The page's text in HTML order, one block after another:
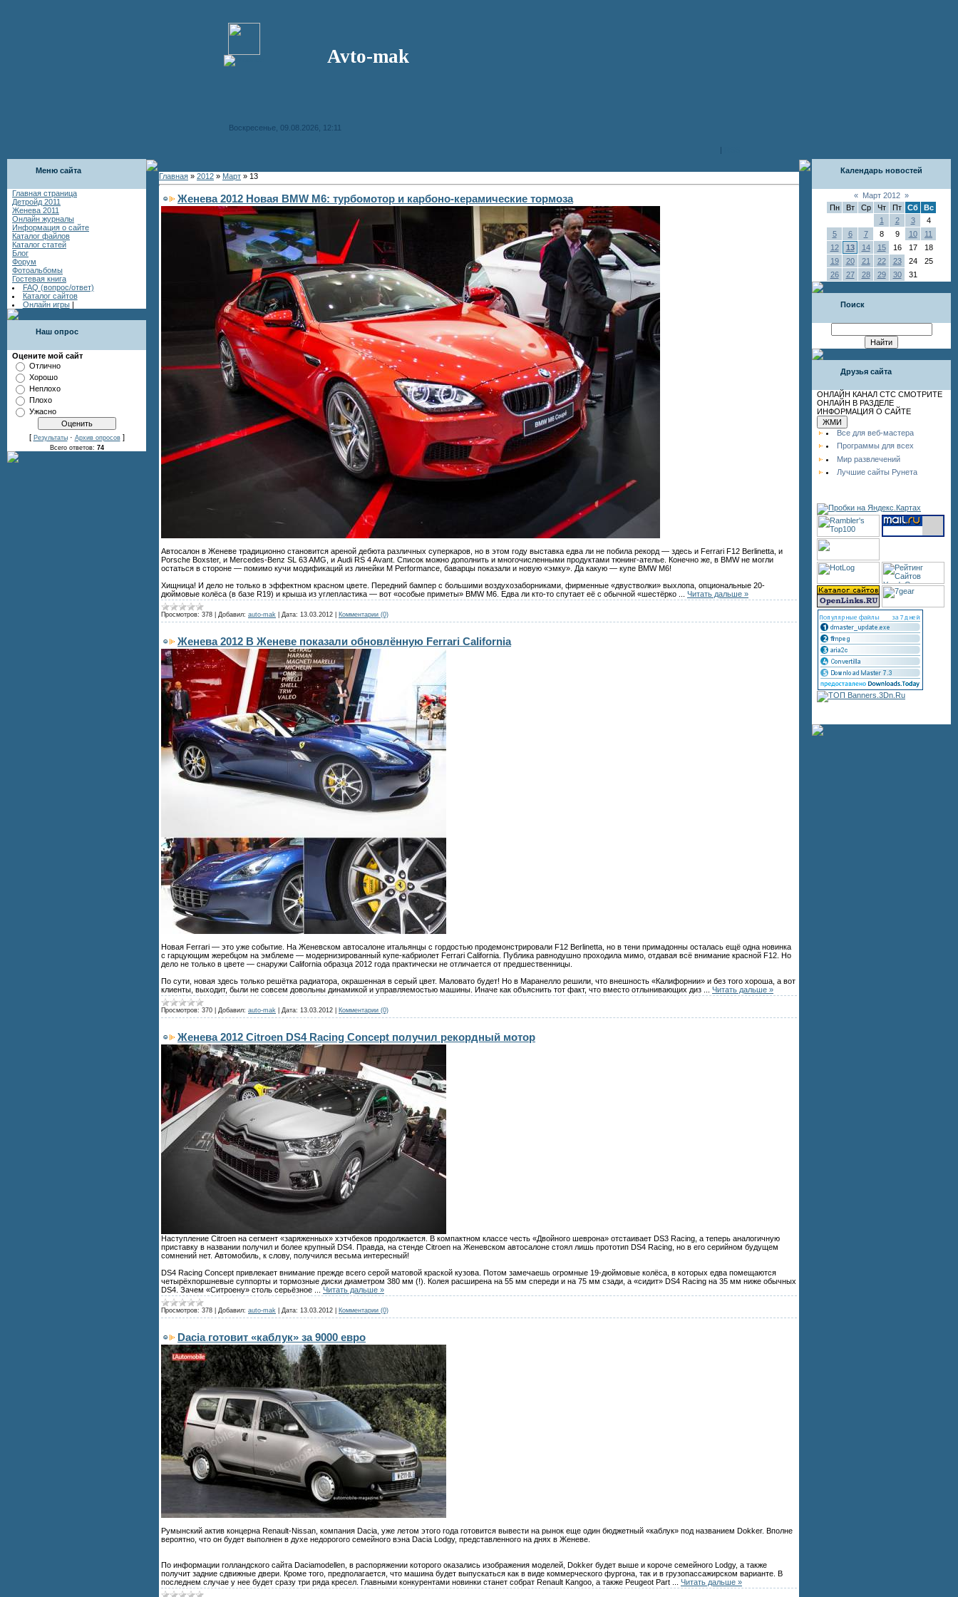
Avto-mak
Воскресенье, 09.08.2026, 12:11
|
Меню сайта
Главная страница
Детройд 2011
Женева 2011
Онлайн журналы
Информация о сайте
Каталог файлов
Каталог статей
Блог
Форум
Фотоальбомы
Гостевая книга
FAQ (вопрос/ответ)
Каталог сайтов
Онлайн игры |
Наш опрос
Оцените мой сайт
Отлично
Хорошо
Неплохо
Плохо
Ужасно
[ Результаты· Архив опросов]
Всего ответов: 74
Главная » 2012 » Март » 13
Женева 2012 Новая BMW M6: турбомотор и карбоно-керамические тормоза
Автосалон в Женеве традиционно становится ареной дебюта различных суперкаров, но в этом году выставка едва ли не побила рекорд — здесь и Ferrari F12 Berlinetta, и
Porsche Boxster, и Mercedes-Benz SL 63 AMG, и Audi RS 4 Avant. Список можно дополнить и многочисленными продуктами тюнинг-ателье. Конечно же, в BMW не могли
остаться в стороне — помимо кучи модификаций из линейки M Performance, баварцы показали и новую «эмку». Да какую — купе BMW M6!
Хищница! И дело не только в эффектном красном цвете. Передний бампер с большими воздухозаборниками, фирменные «двустволки» выхлопа, опциональные 20-
дюймовые колёса (в базе R19) и крыша из углепластика — вот «особые приметы» BMW M6. Едва ли кто-то спутает её с обычной «шестёрко
Читать дальше »
Просмотров: 378 Добавил: auto-mak Дата: 13.03.2012 Комментарии (0)
Женева 2012 В Женеве показали обновлённую Ferrari California
Новая Ferrari — это уже событие. На Женевском автосалоне итальянцы с гордостью продемонстрировали F12 Berlinetta, но в тени примадонны осталась ещё одна новинка
с гарцующим жеребцом на эмблеме — модернизированный купе-кабриолет Ferrari California. Публика равнодушно проходила мимо, отдавая всё внимание красной F12. Но
дело не только в цвете — снаружи California образца 2012 года практически не отличается от предшественницы.
По сути, новая здесь только решётка радиатора, окрашенная в серый цвет. Маловато будет! Но в Маранелло решили, что внешность «Калифорнии» и без того хороша, а вот
клиенты, выходит, были не совсем довольны динамикой и управляемостью машины. Иначе как объяснить тот факт, что вместо отлынивающих диз
Читать дальше »
Просмотров: 370 Добавил: auto-mak Дата: 13.03.2012 Комментарии (0)
Женева 2012 Citroen DS4 Racing Concept получил рекордный мотор
Наступление Citroen на сегмент «заряженных» хэтчбеков продолжается. В компактном классе честь «Двойного шеврона» отстаивает DS3 Racing, а теперь аналогичную
приставку в названии получил и более крупный DS4. Правда, на стенде Citroen на Женевском автосалоне стоял лишь прототип DS4 Racing, но в его серийном будущем
сомнений нет. Автомобиль, к слову, получился весьма интересный!
DS4 Racing Concept привлекает внимание прежде всего серой матовой краской кузова. Потом замечаешь огромные 19-дюймовые колёса, в которых едва помещаются
четырёхпоршневые суппорты и тормозные диски диаметром 380 мм (!). Колея расширена на 55 мм спереди и на 75 мм сзади, а «сидит» DS4 Racing на 35 мм ниже обычных
DS4. Зачем «Ситроену» столь серьёзное
Читать дальше »
Просмотров: 378 Добавил: auto-mak Дата: 13.03.2012 Комментарии (0)
Dacia готовит «каблук» за 9000 евро
Румынский актив концерна Renault-Nissan, компания Dacia, уже летом этого года готовится вывести на рынок еще один бюджетный «каблук» под названием Dokker. Вполне
вероятно, что он будет выполнен в духе недорогого семейного вэна Dacia Lodgy, представленного на днях в Женеве.
По информации голландского сайта Daciamodellen, в распоряжении которого оказались изображения моделей, Dokker будет выше и короче семейного Lodgy, а также
получит задние сдвижные двери. Кроме того, предполагается, что машина будет выпускаться как в виде коммерческого фургона, так и в грузопассажирском варианте. В
последнем случае у нее будет сразу три ряда кресел. Главными конкурентами новинки станет собрат Renault Kangoo, а также Peugeot Part
Читать дальше »
Календарь новостей
« Март 2012 »
Пн
Вт Ср Чт Пт Сб
Вс
1
2 3
4
5
6 7 8 9 10
11
12
13 14 15 16 17
18
19
20 21 22 23 24
25
26
27 28 29 30 31
Поиск
Друзья сайта
ОНЛАЙН КАНАЛ СТС СМОТРИТЕ
ОНЛАЙН В РАЗДЕЛЕ
ИНФОРМАЦИЯ О САЙТЕ
Все для веб-мастера
Программы для всех
Мир развлечений
Лучшие сайты Рунета